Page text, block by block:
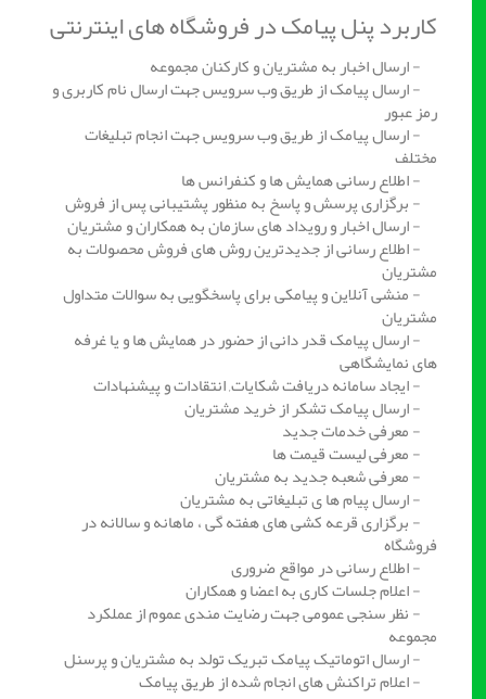
کاربرد پنل پیامک در فروشگاه های اینترنتی
- ارسال اخبار به مشتریان و کارکنان مجموعه
- ارسال پیامک از طریق وب سرویس جهت ارسال نام کاربری و
رمز عبور
- ارسال پیامک از طریق وب سرویس جهت انجام تبلیغات
مختلف
- اطلاع رسانی همایش ها و کنفرانس ها
- برگزاری پرسش و پاسخ به منظور پشتیبانی پس از فروش
- ارسال اخبار و رویداد های سازمان به همکاران و مشتریان
- اطلاع رسانی از جدیدترین روش های فروش محصولات به
مشتریان
- منشی آنلاین و پیامکی برای پاسخگویی به سوالات متداول
مشتریان
- ارسال پیامک قدر دانی از حضور در همایش ها و یا غرفه
های نمایشگاهی
- ایجاد سامانه دریافت شکایات, انتقادات و پیشنهادات
- ارسال پیامک تشکر از خرید مشتریان
- معرفی خدمات جدید
- معرفی لیست قیمت ها
- معرفی شعبه جدید به مشتریان
- ارسال پیام ها ی تبلیغاتی به مشتریان
- برگزاری قرعه کشی های هفته گی ، ماهانه و سالانه در
فروشگاه
- اطلاع رسانی در مواقع ضروری
- اعلام جلسات کاری به اعضا و همکاران
- نظر سنجی عمومی جهت رضایت مندی عموم از عملکرد
مجموعه
- ارسال اتوماتیک پیامک تبریک تولد به مشتریان و پرسنل
- اعلام تراکنش های انجام شده از طریق پیامک